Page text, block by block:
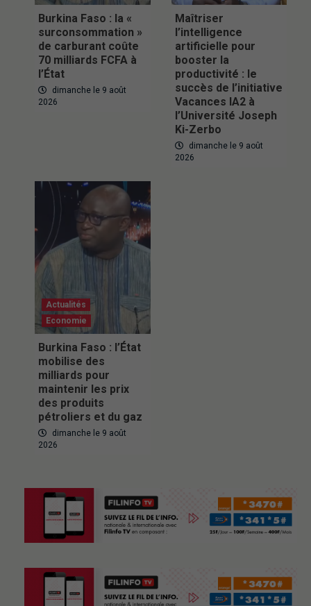
Burkina Faso : la «
surconsommation »
de carburant coûte
70 milliards FCFA à
l’État
dimanche le 9 août
2026
Maîtriser
l’intelligence
artificielle pour
booster la
productivité : le
succès de l’initiative
Vacances IA2 à
l’Université Joseph
Ki-Zerbo
dimanche le 9 août
2026
Actualités
Economie
Burkina Faso : l’État
mobilise des
milliards pour
maintenir les prix
des produits
pétroliers et du gaz
dimanche le 9 août
2026